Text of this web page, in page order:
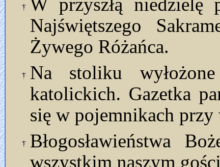
Najświętszego
Żywego Różańca.
Na stoliku
katolickich. Gazetka
się w pojemnikach przy
Błogosławieństwa
wszystkim naszym